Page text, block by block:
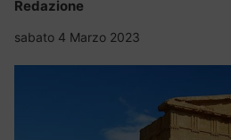
Redazione
sabato 4 Marzo 2023